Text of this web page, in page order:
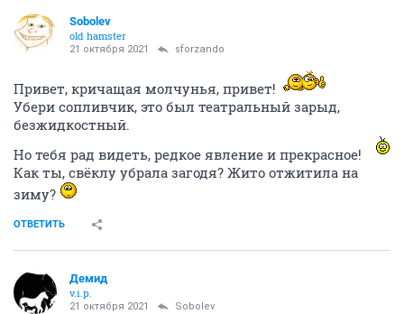
Sobolev
old hamster
21 октября 2021 sforzando
Привет, кричащая молчунья, привет!
Убери сопливчик, это был театральный зарыд,
безжидкостный.
Но тебя рад видеть, редкое явление и прекрасное!
Как ты, свёклу убрала загодя? Жито отжитила на
зиму?
ОТВЕТИТЬ
Демид
v.i.p.
21 октября 2021 Sobolev